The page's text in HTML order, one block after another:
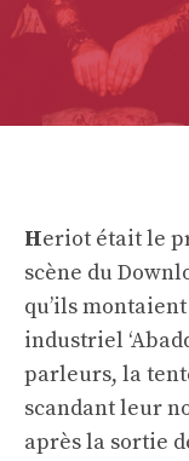
Heriot était le
scène du
qu’ils
industriel
parleurs, la
scandant leur
après la sortie